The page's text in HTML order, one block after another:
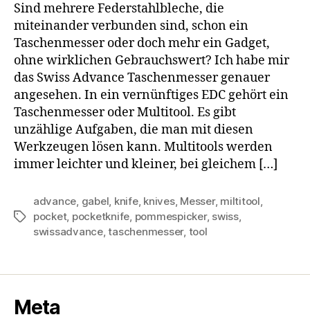
Sind mehrere Federstahlbleche, die
miteinander verbunden sind, schon ein
Taschenmesser oder doch mehr ein Gadget,
ohne wirklichen Gebrauchswert? Ich habe mir
das Swiss Advance Taschenmesser genauer
angesehen. In ein vernünftiges EDC gehört ein
Taschenmesser oder Multitool. Es gibt
unzählige Aufgaben, die man mit diesen
Werkzeugen lösen kann. Multitools werden
immer leichter und kleiner, bei gleichem […]
Schlagwörter
advance, gabel, knife, knives, Messer, miltitool,
pocket, pocketknife, pommespicker, swiss,
swissadvance,taschenmesser, tool
Meta